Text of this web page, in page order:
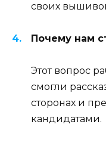
своих
Почему нам
Этот вопрос
смогли
сторонах и
кандидатами.